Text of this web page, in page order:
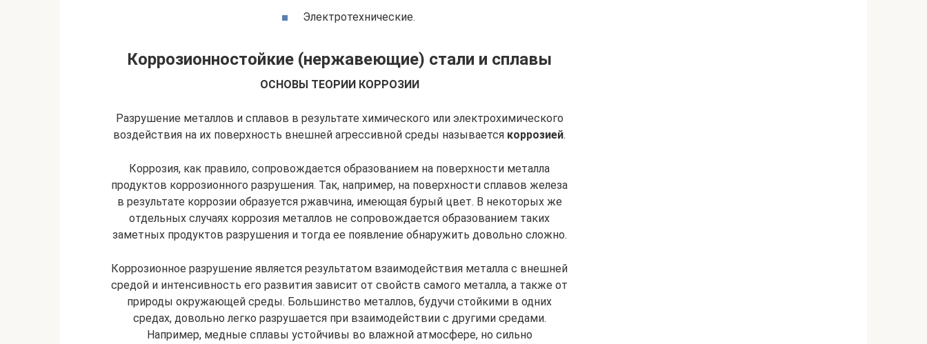
Электротехнические.
Коррозионностойкие (нержавеющие) стали и сплавы
ОСНОВЫ ТЕОРИИ КОРРОЗИИ
Разрушение металлов и сплавов в результате хими­ческого или электрохимического
воздействия на их по­верхность внешней агрессивной среды называется кор­розией.
Коррозия, как правило, сопровождается образова­нием на поверхности металла
продуктов коррозионного разрушения. Так, например, на поверхности сплавов железа
в результате коррозии образуется ржав­чина, имеющая бурый цвет. В некоторых же
от­дельных случаях коррозия металлов не сопровож­дается образованием таких
заметных продуктов раз­рушения и тогда ее появление обнаружить довольно сложно.
Коррозионное разрушение является результатом взаимодействия металла с внешней
средой и интенсив­ность его развития зависит от свойств самого металла, а также от
природы окружающей среды. Большинство металлов, будучи стойкими в одних
средах, довольно легко разрушается при взаимодействии с другими сре­дами.
Например, медные сплавы устойчивы во влаж­ной атмосфере, но сильно